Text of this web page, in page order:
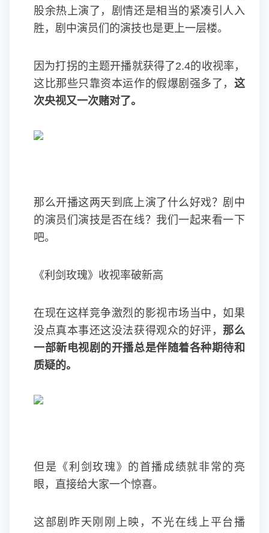
股余热上演了，剧情还是相当的紧凑引人入
胜，剧中演员们的演技也是更上一层楼。
因为打拐的主题开播就获得了2.4的收视率，
这比那些只靠资本运作的假爆剧强多了， 这
次央视又一次赌对了。
那么开播这两天到底上演了什么好戏？剧中
的演员们演技是否在线？我们一起来看一下
吧。
《利剑玫瑰》收视率破新高
在现在这样竞争激烈的影视市场当中，如果
没点真本事还这没法获得观众的好评， 那么
一部新电视剧的开播总是伴随着各种期待和
质疑的。
但是《利剑玫瑰》的首播成绩就非常的亮
眼，直接给大家一个惊喜。
这部剧昨天刚刚上映，不光在线上平台播